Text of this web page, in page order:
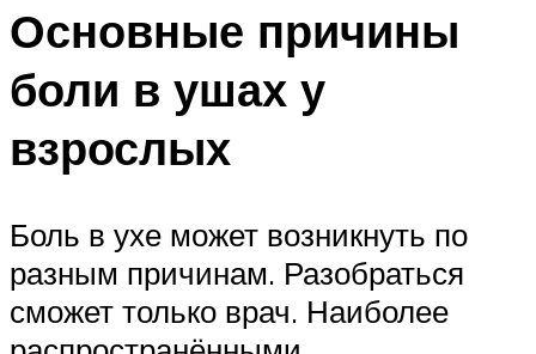
Основные причины
боли в ушах у
взрослых
Боль в ухе может возникнуть по
разным причинам. Разобраться
сможет только врач. Наиболее